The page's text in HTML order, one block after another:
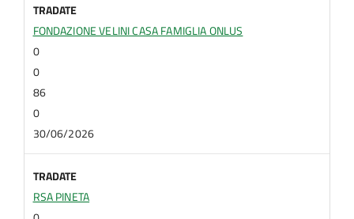
TRADATE
FONDAZIONE VELINI CASA FAMIGLIA ONLUS
0
0
86
0
30/06/2026
TRADATE
RSA PINETA